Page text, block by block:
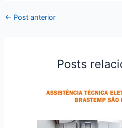
← Post anterior
Posts